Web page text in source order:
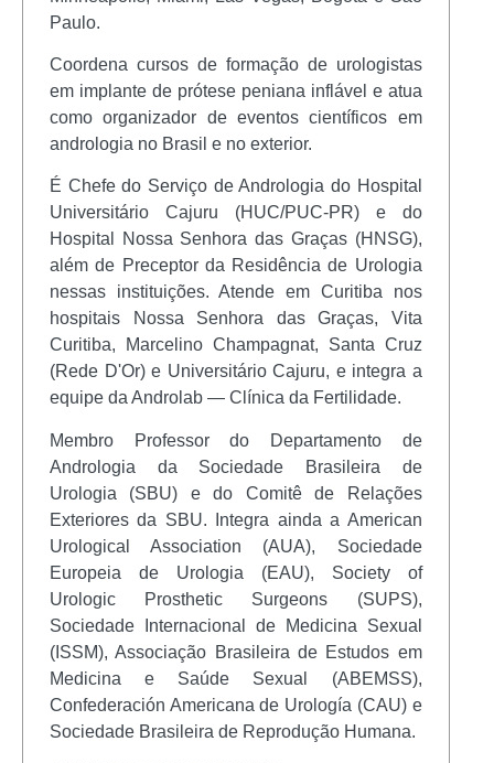
Paulo.
Coordena cursos de formação de urologistas
em implante de prótese peniana inflável e atua
como organizador de eventos científicos em
andrologia no Brasil e no exterior.
É Chefe do Serviço de Andrologia do Hospital
Universitário Cajuru (HUC/PUC-PR) e do
Hospital Nossa Senhora das Graças (HNSG),
além de Preceptor da Residência de Urologia
nessas instituições. Atende em Curitiba nos
hospitais Nossa Senhora das Graças, Vita
Curitiba, Marcelino Champagnat, Santa Cruz
(Rede D'Or) e Universitário Cajuru, e integra a
equipe da Androlab — Clínica da Fertilidade.
Membro Professor do Departamento de
Andrologia da Sociedade Brasileira de
Urologia (SBU) e do Comitê de Relações
Exteriores da SBU. Integra ainda a American
Urological Association (AUA), Sociedade
Europeia de Urologia (EAU), Society of
Urologic Prosthetic Surgeons (SUPS),
Sociedade Internacional de Medicina Sexual
(ISSM), Associação Brasileira de Estudos em
Medicina e Saúde Sexual (ABEMSS),
Confederación Americana de Urología (CAU) e
Sociedade Brasileira de Reprodução Humana.